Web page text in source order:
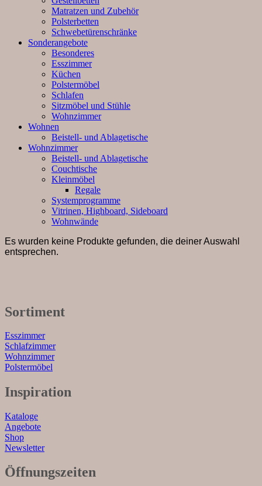
Matratzen und Zubehör
Polsterbetten
Schwebetürenschränke
Sonderangebote
Besonderes
Esszimmer
Küchen
Polstermöbel
Schlafen
Sitzmöbel und Stühle
Wohnzimmer
Wohnen
Beistell- und Ablagetische
Wohnzimmer
Beistell- und Ablagetische
Couchtische
Kleinmöbel
Regale
Systemprogramme
Vitrinen, Highboard, Sideboard
Wohnwände
Es wurden keine Produkte gefunden, die deiner Auswahl
entsprechen.
Sortiment
Esszimmer
Schlafzimmer
Wohnzimmer
Polstermöbel
Inspiration
Kataloge
Angebote
Shop
Newsletter
Öffnungszeiten